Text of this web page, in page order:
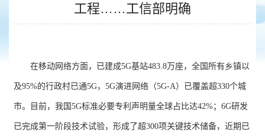
工程……工信部明确
在移动网络方面，已建成5G基站483.8万座，全国所有乡镇以
及95%的行政村已通5G，5G演进网络（5G-A）已覆盖超330个城
市。目前，我国5G标准必要专利声明量全球占比达42%；6G研发
已完成第一阶段技术试验，形成了超300项关键技术储备，近期已